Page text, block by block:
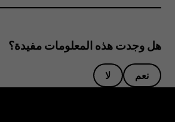
هل وجدت هذه المعلومات مفيدة؟
نعم لا